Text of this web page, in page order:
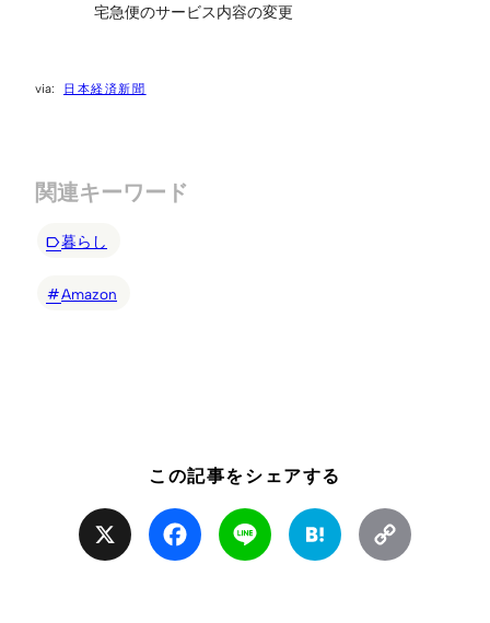
宅急便のサービス内容の変更
日本経済新聞
関連キーワード
暮らし
Amazon
この記事をシェアする
Facebook Line Hatena